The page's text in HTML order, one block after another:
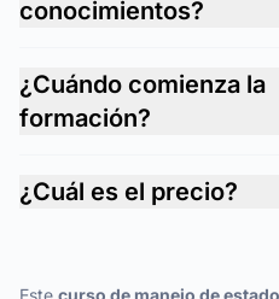
conocimientos?
¿Cuándo comienza la
formación?
¿Cuál es el precio?
Este curso de manejo de